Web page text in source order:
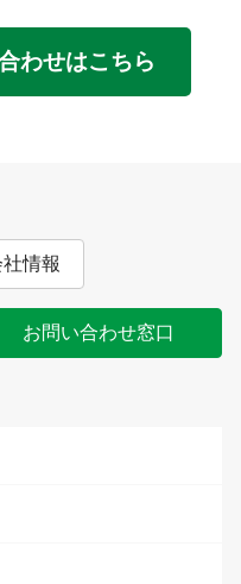
わせはこちら
情報
お問い合わせ窓口